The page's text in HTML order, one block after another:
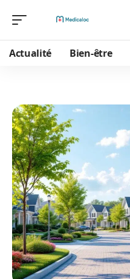
Actualité Bien-être